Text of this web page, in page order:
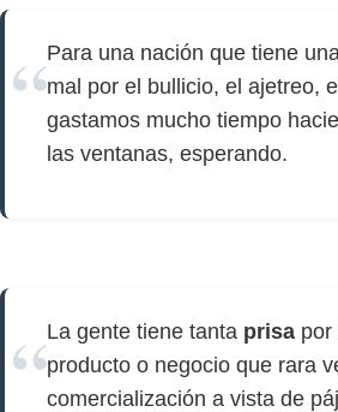
Para una nación que tiene
mal por el bullicio, el ajetreo,
gastamos mucho tiempo
las ventanas, esperando.
La gente tiene tanta prisa por
producto o negocio que rara
comercialización a vista de